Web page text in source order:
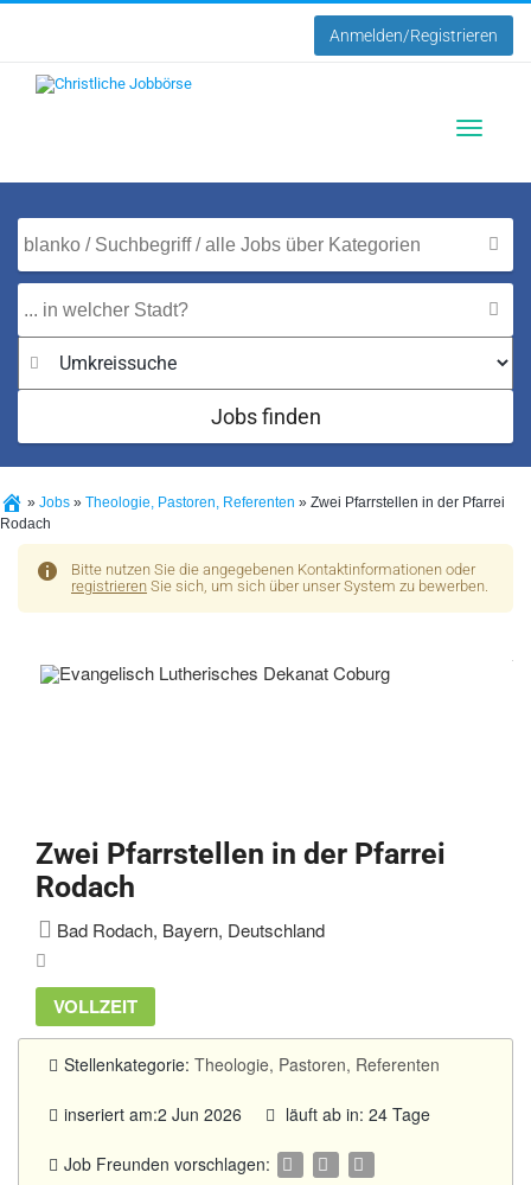
Anmelden/Registrieren
Jobs finden
» Jobs » Theologie, Pastoren, Referenten » Zwei Pfarrstellen in der Pfarrei
Rodach
Bitte nutzen Sie die angegebenen Kontaktinformationen oder
registrieren Sie sich, um sich über unser System zu bewerben.
Zwei Pfarrstellen in der Pfarrei
Rodach
Bad Rodach, Bayern, Deutschland
VOLLZEIT
Stellenkategorie: Theologie, Pastoren, Referenten
inseriert am:2 Jun 2026 läuft ab in: 24 Tage
Job Freunden vorschlagen: